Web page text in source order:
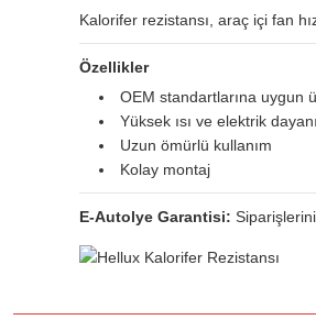
Kalorifer rezistansı, araç içi fan
Özellikler
OEM standartlarına uygun
Yüksek ısı ve elektrik
Uzun ömürlü kullanım
Kolay montaj
E-Autolye Garantisi: